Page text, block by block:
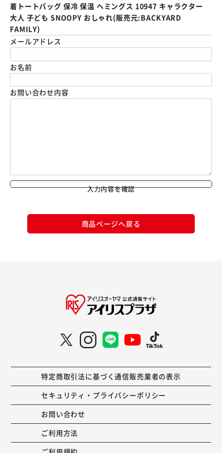
着トートバッグ 保冷 保温 ヘミングス 10947 キャラクター
大人 子ども SNOOPY おしゃれ(販売元:BACKYARD
FAMILY)
メールアドレス
お名前
お問い合わせ内容
入力内容を確認
商品ページへ戻る
特定商取引法に基づく通信販売業者の表示
セキュリティ・プライバシーポリシー
お問い合わせ
ご利用方法